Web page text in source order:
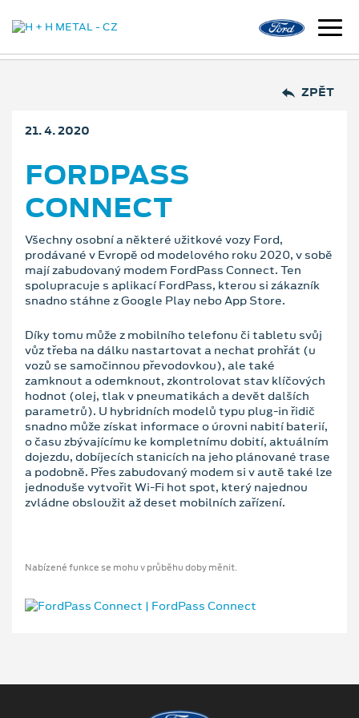
ZPĚT
21. 4. 2020
FORDPASS
CONNECT
Všechny osobní a některé užitkové vozy Ford,
prodávané v Evropě od modelového roku 2020, v sobě
mají zabudovaný modem FordPass Connect. Ten
spolupracuje s aplikací FordPass, kterou si zákazník
snadno stáhne z Google Play nebo App Store.
Díky tomu může z mobilního telefonu či tabletu svůj
vůz třeba na dálku nastartovat a nechat prohřát (u
vozů se samočinnou převodovkou), ale také
zamknout a odemknout, zkontrolovat stav klíčových
hodnot (olej, tlak v pneumatikách a devět dalších
parametrů). U hybridních modelů typu plug-in řidič
snadno může získat informace o úrovni nabití baterií,
o času zbývajícímu ke kompletnímu dobití, aktuálním
dojezdu, dobíjecích stanicích na jeho plánované trase
a podobně. Přes zabudovaný modem si v autě také lze
jednoduše vytvořit Wi-Fi hot spot, který najednou
zvládne obsloužit až deset mobilních zařízení.
Nabízené funkce se mohu v průběhu doby měnit.